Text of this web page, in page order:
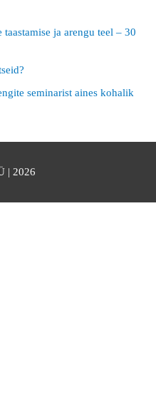
ja arengu teel – 30
seminarist aines kohalik
| 2026